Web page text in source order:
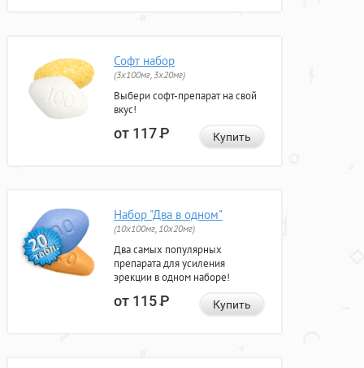
Софт набор
(3x100мг, 3x20мг)
Выбери софт-препарат на свой
вкус!
от 117Р Купить
Набор "Два в одном"
(10x100мг, 10x20мг)
Два самых популярных
препарата для усиления
эрекции в одном наборе!
от 115Р Купить